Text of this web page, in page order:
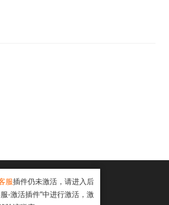
服插件仍未激活，请进入后
-激活插件”中进行激活，激